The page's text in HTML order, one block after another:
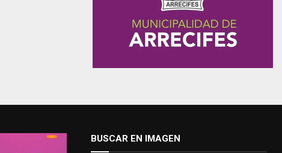
BUSCAR EN IMAGEN